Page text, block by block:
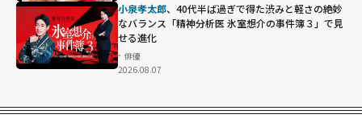
小泉孝太郎、40代半ば過ぎで得た渋みと軽さの絶妙
なバランス「精神分析医 氷室想介の事件簿３」で見
せる進化
俳優
2026.08.07